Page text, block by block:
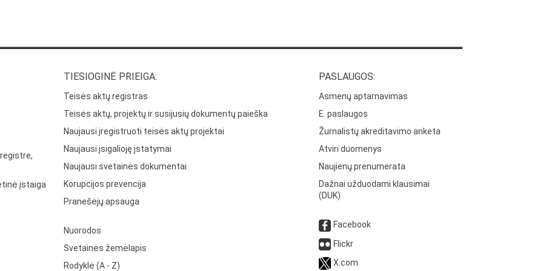
įstaiga
TIESIOGINĖ PRIEIGA:
Teisės aktų registras
Teisės aktų, projektų ir susijusių dokumentų paieška
Naujausi įregistruoti teisės aktų projektai
Naujausi įsigalioję įstatymai
Naujausi svetainės dokumentai
Korupcijos prevencija
Pranešėjų apsauga
Nuorodos
Svetainės žemėlapis
Rodyklė (A - Z)
PASLAUGOS:
Asmenų aptarnavimas
E. paslaugos
Žurnalistų akreditavimo anketa
Atviri duomenys
Naujienų prenumerata
Dažnai užduodami klausimai
(DUK)
Facebook
Flickr
X.com